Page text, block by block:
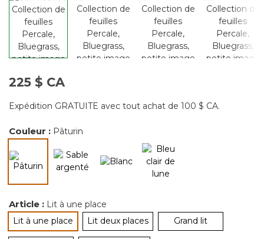
225 $ CA
Expédition GRATUITE avec tout achat de 100 $ CA.
Couleur : Pâturin
Article : Lit à une place
Lit à une place
sélectionné
Lit deux places Grand lit